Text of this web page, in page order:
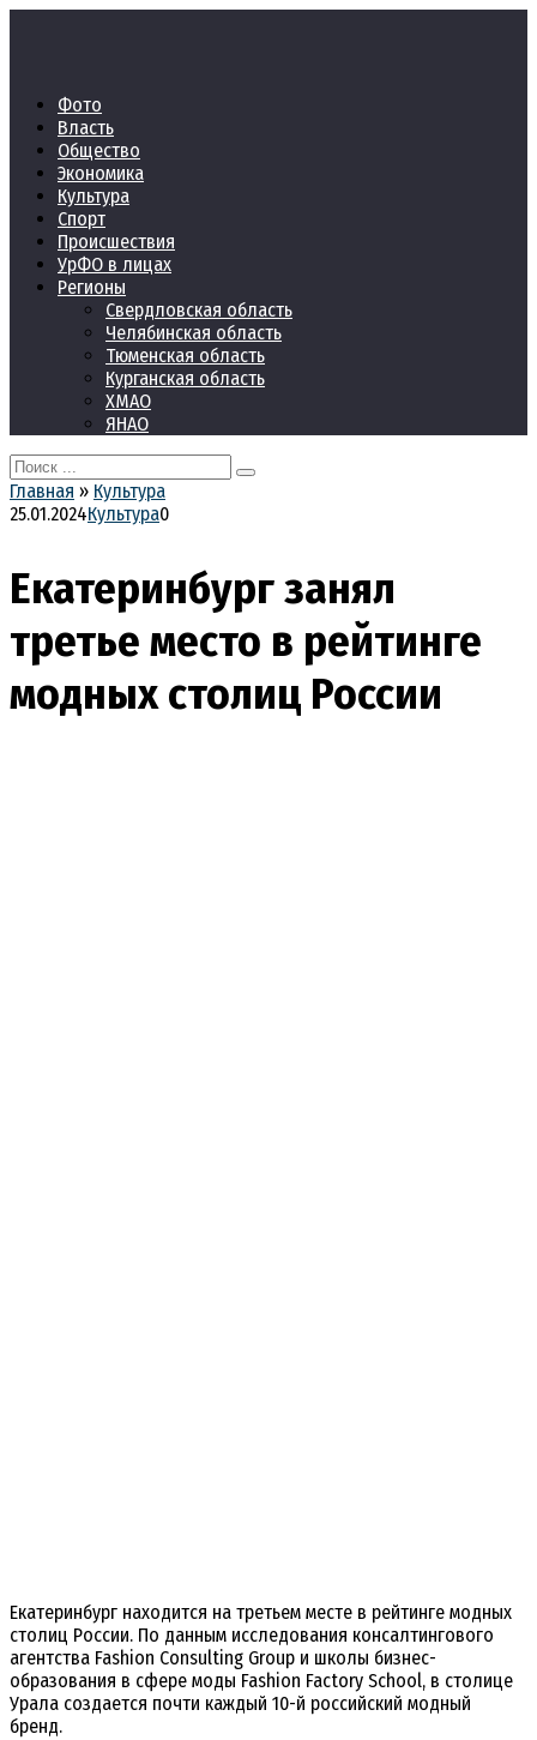
Фото
Власть
Общество
Экономика
Культура
Спорт
Происшествия
УрФО в лицах
Регионы
Свердловская область
Челябинская область
Тюменская область
Курганская область
ХМАО
ЯНАО
Search
for:
Главная » Культура
25.01.2024Культура0
Екатеринбург занял
третье место в рейтинге
модных столиц России
Екатеринбург находится на третьем месте в рейтинге модных
столиц России. По данным исследования консалтингового
агентства Fashion Consulting Group и школы бизнес-
образования в сфере моды Fashion Factory School, в столице
Урала создается почти каждый 10-й российский модный
бренд.